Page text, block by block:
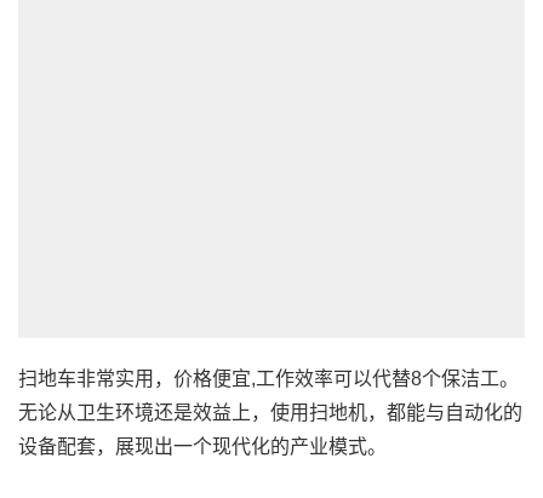
扫地车非常实用，价格便宜,工作效率可以代替8个保洁工。
无论从卫生环境还是效益上，使用扫地机，都能与自动化的
设备配套，展现出一个现代化的产业模式。